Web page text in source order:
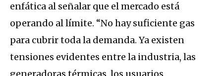
enfática al señalar que el mercado está
operando al límite. “No hay suficiente gas
para cubrir toda la demanda. Ya existen
tensiones evidentes entre la industria, las